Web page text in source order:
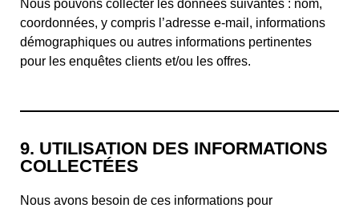
Nous pouvons collecter les données suivantes : nom,
coordonnées, y compris l’adresse e-mail, informations
démographiques ou autres informations pertinentes
pour les enquêtes clients et/ou les offres.
9. UTILISATION DES INFORMATIONS
COLLECTÉES
Nous avons besoin de ces informations pour